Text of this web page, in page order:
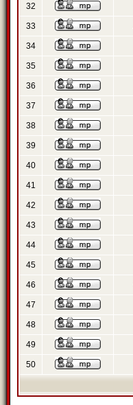
32
33
34
35
36
37
38
39
40
41
42
43
44
45
46
47
48
49
50